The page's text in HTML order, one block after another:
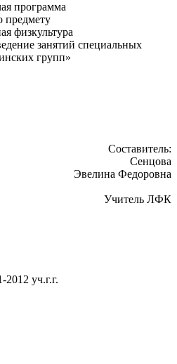
программа
предмету
физкультура
занятий специальных
групп»
Составитель:
Эвелина Федоровна
Учитель ЛФК
2012 уч.г.г.